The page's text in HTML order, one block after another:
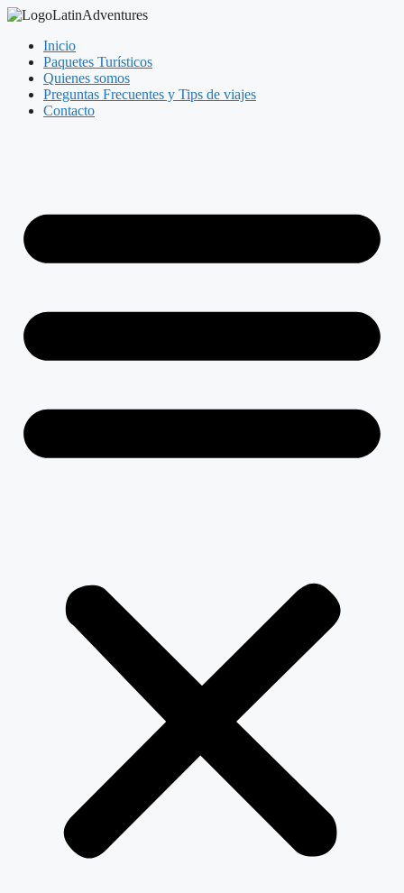
Inicio
Paquetes Turísticos
Quienes somos
Preguntas Frecuentes y Tips de viajes
Contacto